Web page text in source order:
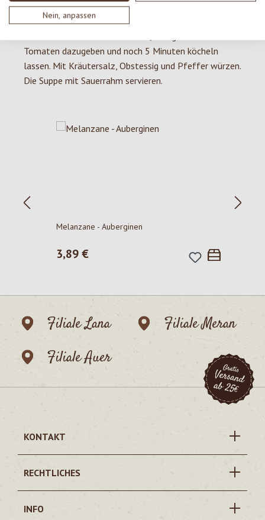
Nein, anpassen
Knoblauch und das restliche Wasser dazugeben und
weitere 15 Minuten kochen lassen. Dann die
Tomaten dazugeben und noch 5 Minuten köcheln
lassen. Mit Kräutersalz, Obstessig und Pfeffer würzen.
Die Suppe mit Sauerrahm servieren.
Produktgalerie überspringen
Melanzane - Auberginen
Regulärer Preis:
3,89 €
Filiale Lana
Filiale Meran
Filiale Auer
KONTAKT
RECHTLICHES
INFO